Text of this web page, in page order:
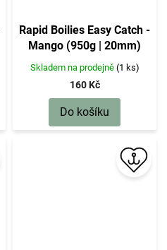
Rapid Boilies Easy Catch -
Mango (950g | 20mm)
Skladem na prodejně (1 ks)
160 Kč
Do košíku